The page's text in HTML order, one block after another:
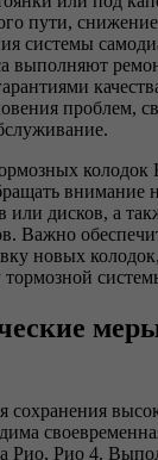
пути,
системы
выполняют
проблем,
колодок
внимание
или дисков, а
Важно
новых
сохранения
Рио, Рио 4.